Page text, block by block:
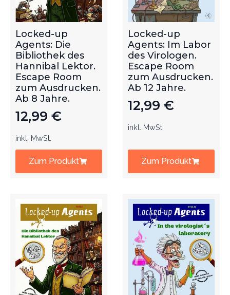
Locked-up
Agents: Die
Bibliothek des
Hannibal Lektor.
Escape Room
zum Ausdrucken.
Ab 8 Jahre.
12,99 €
inkl. MwSt.
Zum Produkt
Locked-up
Agents: Im Labor
des Virologen.
Escape Room
zum Ausdrucken.
Ab 12 Jahre.
12,99 €
inkl. MwSt.
Zum Produkt